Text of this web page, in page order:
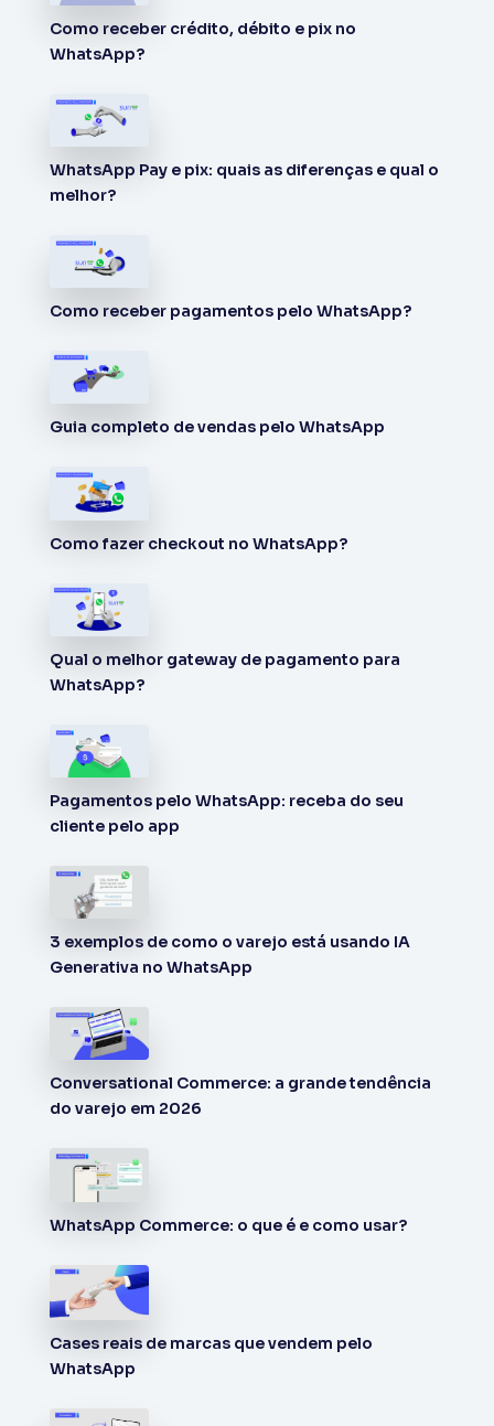
Como receber crédito, débito e pix no
WhatsApp?
WhatsApp Pay e pix: quais as diferenças e qual o
melhor?
Como receber pagamentos pelo WhatsApp?
Guia completo de vendas pelo WhatsApp
Como fazer checkout no WhatsApp?
Qual o melhor gateway de pagamento para
WhatsApp?
Pagamentos pelo WhatsApp: receba do seu
cliente pelo app
3 exemplos de como o varejo está usando IA
Generativa no WhatsApp
Conversational Commerce: a grande tendência
do varejo em 2026
WhatsApp Commerce: o que é e como usar?
Cases reais de marcas que vendem pelo
WhatsApp